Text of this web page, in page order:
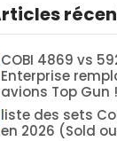
COBI 4869 vs
Enterprise
avions Top Gun !
liste des sets
en 2026 (Sold